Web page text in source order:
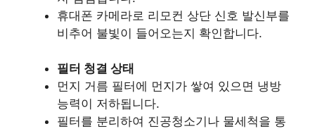
휴대폰 카메라로 리모컨 상단 신호 발신부를
비추어 불빛이 들어오는지 확인합니다.
필터 청결 상태
먼지 거름 필터에 먼지가 쌓여 있으면 냉방
능력이 저하됩니다.
필터를 분리하여 진공청소기나 물세척을 통